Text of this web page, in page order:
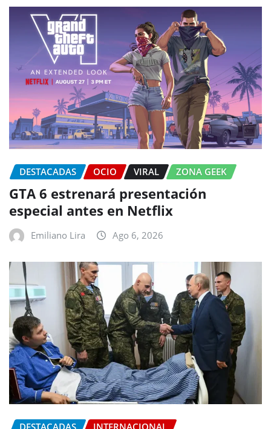
DESTACADAS OCIO VIRAL ZONA GEEK
GTA 6 estrenará presentación
especial antes en Netflix
Emiliano Lira Ago 6, 2026